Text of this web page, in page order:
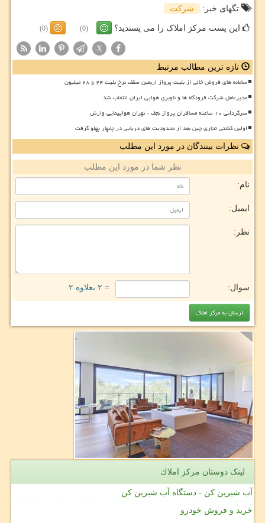
تگهای خبر:
شركت
این پست مرکز املاک را می پسندید؟ (0)
(0)
X
تازه ترین مطالب مرتبط
سامانه های فروش خالی از بلیت پرواز اربعین سقف نرخ بلیت ۲۴ و ۲۸ میلیون
مدیرعامل شرکت فرودگاه ها و ناوبری هوایی ایران انتخاب شد
سرگردانی ۱۰ ساعته مسافران پرواز نجف - تهران هواپیمایی وارش
اولین کشتی تجاری چین بعد از محدودیت های دریایی در چابهار پهلو گرفت
نظرات بینندگان در مورد این مطلب
نظر شما در مورد این مطلب
نام:
ایمیل:
نظر:
سوال: = ۲ بعلاوه ۲
لینک دوستان مركز املاك
آب شیرین کن - دستگاه آب شیرین کن
خرید و فروش خودرو